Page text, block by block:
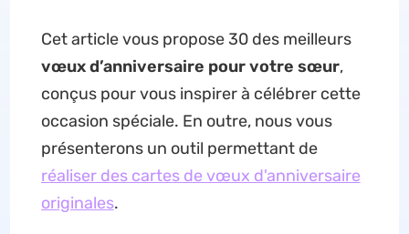
Cet article vous propose 30 des meilleurs
vœux d’anniversaire pour votre sœur,
conçus pour vous inspirer à célébrer cette
occasion spéciale. En outre, nous vous
présenterons un outil permettant de
réaliser des cartes de vœux d'anniversaire
originales.